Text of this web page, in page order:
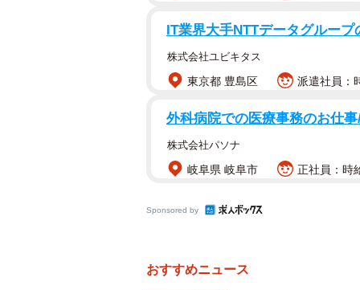
IT業界大手NTTデータグルー
株式会社ユビキタス
東京都 豊島区 派遣社員：
外科病院での医療事務のお仕
株式会社パソナ
岐阜県 岐阜市 正社員：時
Sponsored by
おすすめニュース